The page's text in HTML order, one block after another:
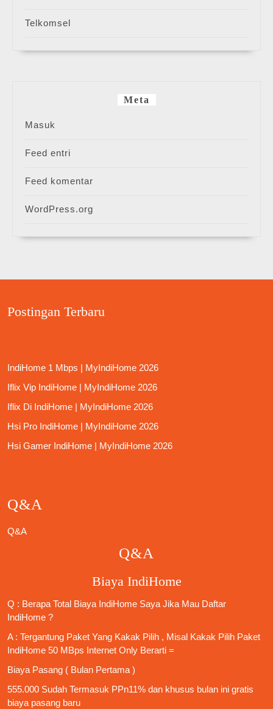
Telkomsel
Meta
Masuk
Feed entri
Feed komentar
WordPress.org
Postingan Terbaru
IndiHome 1 Mbps | MyIndiHome 2026
Iflix Vip IndiHome | MyIndiHome 2026
Iflix Di IndiHome | MyIndiHome 2026
Hsi Pro IndiHome | MyIndiHome 2026
Hsi Gamer IndiHome | MyIndiHome 2026
Q&A
Q&A
Q&A
Biaya IndiHome
Q : Berapa Total Biaya IndiHome Saya Jika Mau Daftar
IndiHome ?
A : Tergantung Paket Yang Kakak Pilih , Misal Kakak Pilih Paket
IndiHome 50 MBps Internet Only Berarti =
Biaya Pasang ( Bulan Pertama )
555.000 Sudah Termasuk PPn11% dan khusus bulan ini gratis
biaya pasang baru